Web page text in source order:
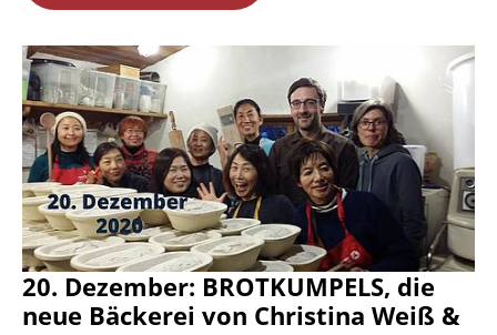
20. Dezember: BROTKUMPELS, die
neue Bäckerei von Christina Weiß &